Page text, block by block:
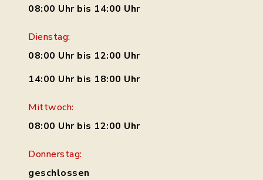
08:00 Uhr bis 14:00 Uhr
Dienstag:
08:00 Uhr bis 12:00 Uhr
14:00 Uhr bis 18:00 Uhr
Mittwoch:
08:00 Uhr bis 12:00 Uhr
Donnerstag:
geschlossen